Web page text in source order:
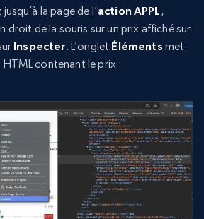
la page de l’action APPL,
droit de la souris sur un prix affiché sur
Inspecter. L’onglet Éléments met
HTML contenant le prix :